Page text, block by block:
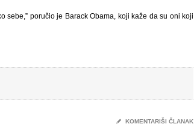
sebe,” poručio je Barack Obama, koji kaže da su oni koji
✎ KOMENTARIŠI ČLANAK